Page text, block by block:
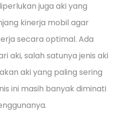
juga aki yang
kinerja mobil agar
secara optimal. Ada
aki, salah satunya jenis aki
aki yang paling sering
ini masih banyak diminati